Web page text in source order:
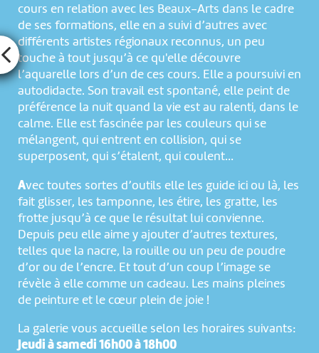
cours en relation avec les Beaux-Arts dans le cadre
de ses formations, elle en a suivi d’autres avec
différents artistes régionaux reconnus, un peu
touche à tout jusqu’à ce qu'elle découvre
l’aquarelle lors d’un de ces cours. Elle a poursuivi en
autodidacte. Son travail est spontané, elle peint de
préférence la nuit quand la vie est au ralenti, dans le
calme. Elle est fascinée par les couleurs qui se
mélangent, qui entrent en collision, qui se
superposent, qui s’étalent, qui coulent…
Avec toutes sortes d’outils elle les guide ici ou là, les
fait glisser, les tamponne, les étire, les gratte, les
frotte jusqu’à ce que le résultat lui convienne.
Depuis peu elle aime y ajouter d’autres textures,
telles que la nacre, la rouille ou un peu de poudre
d’or ou de l’encre. Et tout d’un coup l’image se
révèle à elle comme un cadeau. Les mains pleines
de peinture et le cœur plein de joie !
La galerie vous accueille selon les horaires suivants:
Jeudi à samedi 16h00 à 18h00